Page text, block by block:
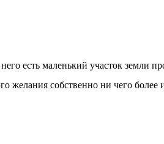
есть маленький участок
желания собственно ни чего более